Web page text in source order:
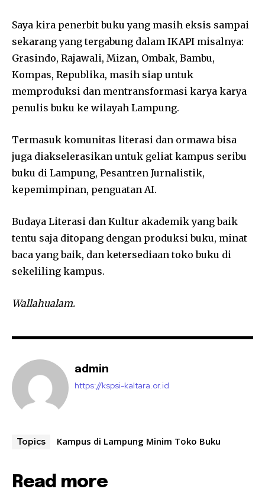
Saya kira penerbit buku yang masih eksis sampai
sekarang yang tergabung dalam IKAPI misalnya:
Grasindo, Rajawali, Mizan, Ombak, Bambu,
Kompas, Republika, masih siap untuk
memproduksi dan mentransformasi karya karya
penulis buku ke wilayah Lampung.
Termasuk komunitas literasi dan ormawa bisa
juga diakselerasikan untuk geliat kampus seribu
buku di Lampung, Pesantren Jurnalistik,
kepemimpinan, penguatan AI.
Budaya Literasi dan Kultur akademik yang baik
tentu saja ditopang dengan produksi buku, minat
baca yang baik, dan ketersediaan toko buku di
sekeliling kampus.
Wallahualam.
admin
https://kspsi-kaltara.or.id
Topics Kampus di Lampung Minim Toko Buku
Read more